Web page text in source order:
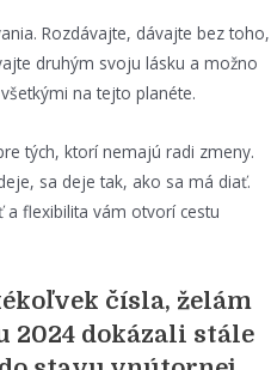
Rozdávajte, dávajte bez toho,
druhým svoju lásku a možno
na tejto planéte.
tých, ktorí nemajú radi zmeny.
sa deje tak, ako sa má diať.
flexibilita vám otvorí cestu
čísla, želám
2024 dokázali stále